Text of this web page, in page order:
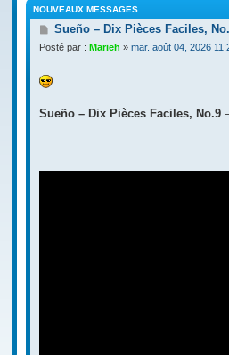
NOUVEAUX MESSAGES
M
s
a
g
Sueño – Dix Pièces Faciles,
Posté par : Marieh » mar. août 04, 2026
Sueño – Dix Pièces Faciles, No.9